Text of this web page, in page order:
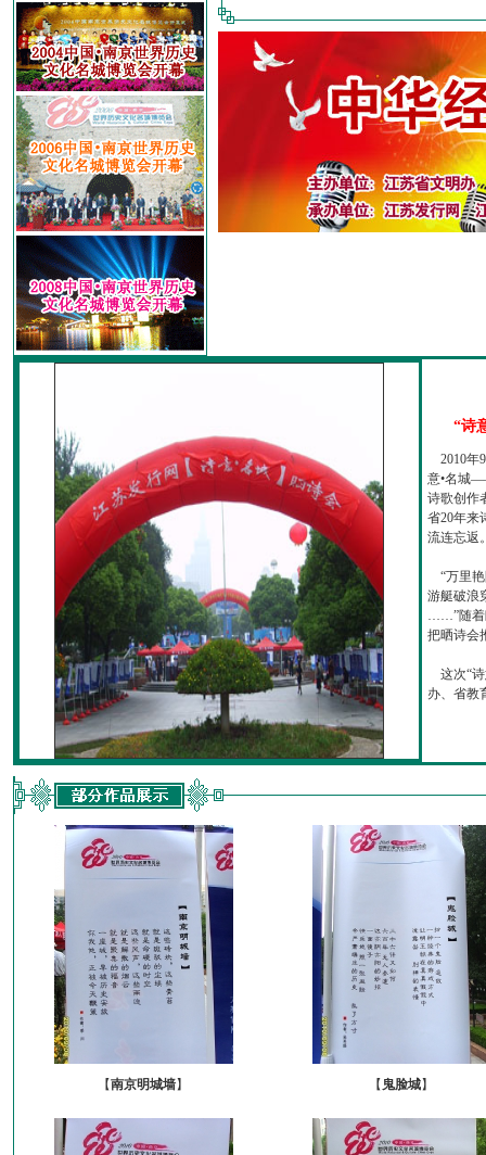
“诗
2010年
意•名城
诗歌创作
省20年来
流连忘返
“万里艳
游艇破浪
……”随着
把晒诗会
这次“诗
办、省教
【南京明城墙】 【 鬼脸城】